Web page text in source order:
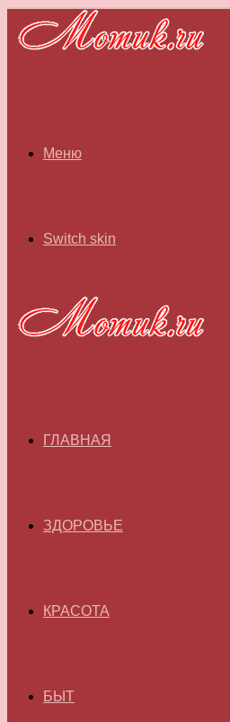
Меню
Switch skin
ГЛАВНАЯ
ЗДОРОВЬЕ
КРАСОТА
БЫТ